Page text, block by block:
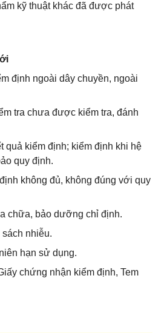
kỹ thuật khác đã được phát
định ngoài dây chuyền, ngoài
tra chưa được kiểm tra, đánh
quả kiểm định; kiểm định khi hệ
quy định.
không đủ, không đúng với quy
chữa, bảo dưỡng chỉ định.
nhiễu.
hạn sử dụng.
chứng nhận kiểm định, Tem